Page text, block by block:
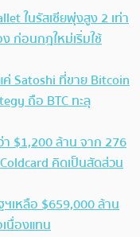
ในรัสเซียพุ่งสูง 2 เท่า
ก่อนกฎใหม่เริ่มใช้
Satoshi ที่ขาย Bitcoin
ถือ BTC ทะลุ
$1,200 ล้าน จาก 276
คิดเป็นสัดส่วน
เหลือ $659,000 ล้าน
นื่องแทน